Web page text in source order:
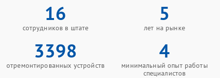
16
сотрудников в штате
5
лет на рынке
3398
отремонтированных устройств
4
минимальный опыт работы
специалистов